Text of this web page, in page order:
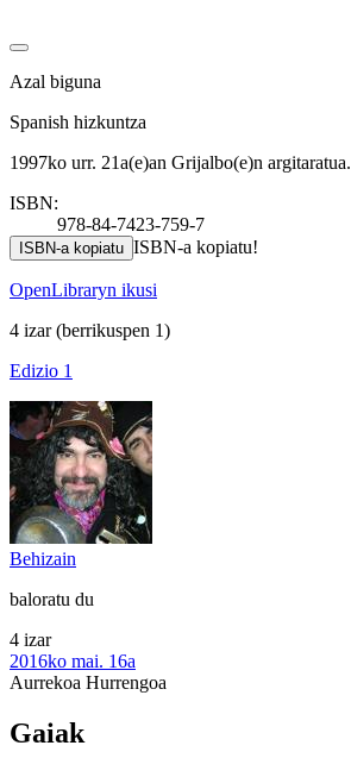
Azal biguna
Spanish hizkuntza
1997ko urr. 21a(e)an Grijalbo(e)n argitaratua.
ISBN:
978-84-7423-759-7
ISBN-a kopiatu ISBN-a kopiatu!
OpenLibraryn ikusi
4 izar(berrikuspen 1)
Edizio 1
Behizain
baloratu du
4 izar
2016ko mai. 16a
Aurrekoa Hurrengoa
Gaiak